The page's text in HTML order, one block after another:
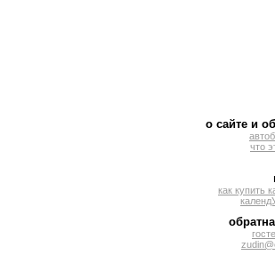
о сайте и
что
как купить